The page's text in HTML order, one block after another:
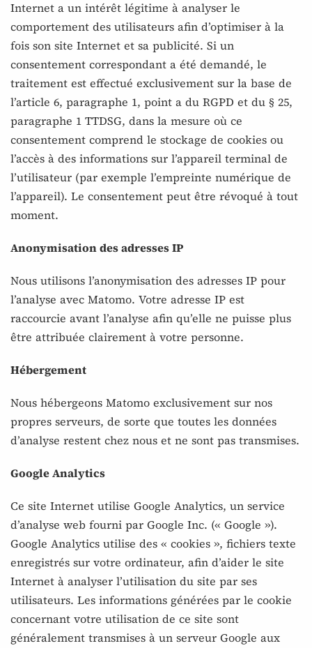
Internet a un intérêt légitime à analyser le
comportement des utilisateurs afin d’optimiser à la
fois son site Internet et sa publicité. Si un
consentement correspondant a été demandé, le
traitement est effectué exclusivement sur la base de
l’article 6, paragraphe 1, point a du RGPD et du § 25,
paragraphe 1 TTDSG, dans la mesure où ce
consentement comprend le stockage de cookies ou
l’accès à des informations sur l’appareil terminal de
l’utilisateur (par exemple l’empreinte numérique de
l’appareil). Le consentement peut être révoqué à tout
moment.
Anonymisation des adresses IP
Nous utilisons l’anonymisation des adresses IP pour
l’analyse avec Matomo. Votre adresse IP est
raccourcie avant l’analyse afin qu’elle ne puisse plus
être attribuée clairement à votre personne.
Hébergement
Nous hébergeons Matomo exclusivement sur nos
propres serveurs, de sorte que toutes les données
d’analyse restent chez nous et ne sont pas transmises.
Google Analytics
Ce site Internet utilise Google Analytics, un service
d’analyse web fourni par Google Inc. (« Google »).
Google Analytics utilise des « cookies », fichiers texte
enregistrés sur votre ordinateur, afin d’aider le site
Internet à analyser l’utilisation du site par ses
utilisateurs. Les informations générées par le cookie
concernant votre utilisation de ce site sont
généralement transmises à un serveur Google aux